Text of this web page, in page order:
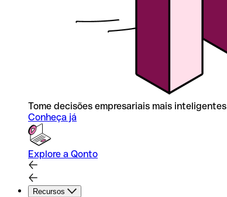
Tome decisões empresariais mais inteligentes
Conheça já
Explore a Qonto
Recursos